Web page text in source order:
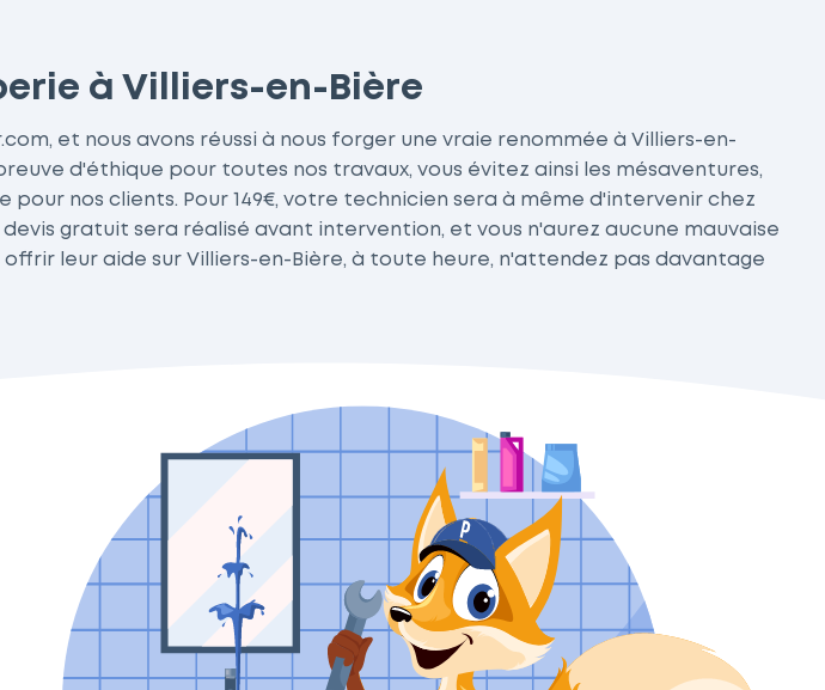
à Villiers-en-Bière
et nous avons réussi à nous forger une vraie renommée à Villiers-en-
d'éthique pour toutes nos travaux, vous évitez ainsi les mésaventures,
nos clients. Pour 149€, votre technicien sera à même d'intervenir chez
gratuit sera réalisé avant intervention, et vous n'aurez aucune mauvaise
leur aide sur Villiers-en-Bière, à toute heure, n'attendez pas davantage